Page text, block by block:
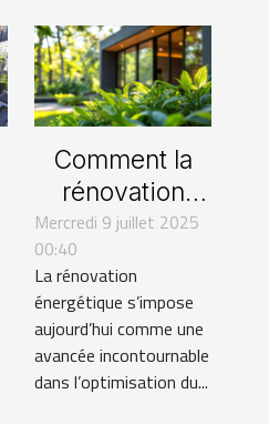
Comment la
rénovation
énergétique
transforme-t-
elle votre
habitat ?
Mercredi 9 juillet 2025
00:40
La rénovation
énergétique s’impose
aujourd’hui comme une
avancée incontournable
dans l’optimisation du...